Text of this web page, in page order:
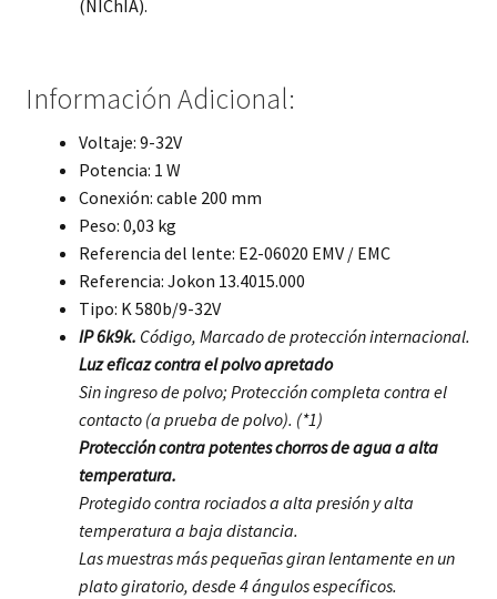
(NIChIA).
Información Adicional:
Voltaje: 9-32V
Potencia: 1 W
Conexión: cable 200 mm
Peso: 0,03 kg
Referencia del lente: E2-06020 EMV / EMC
Referencia: Jokon 13.4015.000
Tipo: K 580b/9-32V
IP 6k9k. Código, Marcado de protección internacional.
Luz eficaz contra el polvo apretado
Sin ingreso de polvo; Protección completa contra el
contacto (a prueba de polvo). (*1)
Protección contra potentes chorros de agua a alta
temperatura.
Protegido contra rociados a alta presión y alta
temperatura a baja distancia.
Las muestras más pequeñas giran lentamente en un
plato giratorio, desde 4 ángulos específicos.